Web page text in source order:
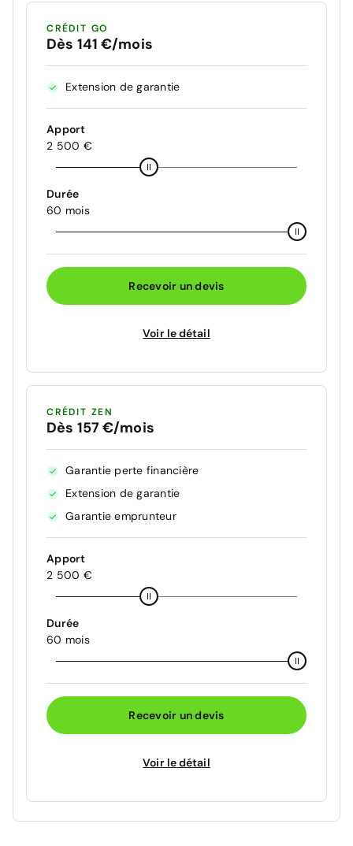
CRÉDIT GO
Dès 141 €/mois
Extension de garantie
Apport
2 500 €
Durée
60 mois
Recevoir un devis
Voir le détail
CRÉDIT ZEN
Dès 157 €/mois
Garantie perte financière
Extension de garantie
Garantie emprunteur
Apport
2 500 €
Durée
60 mois
Recevoir un devis
Voir le détail